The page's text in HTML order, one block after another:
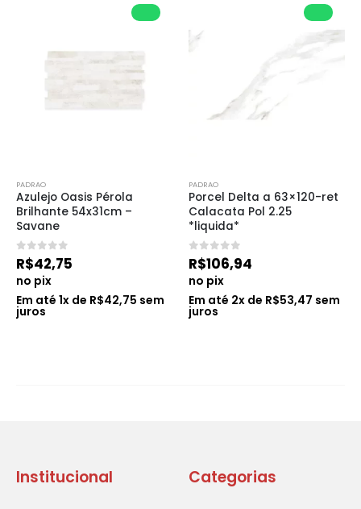
PADRAO
Azulejo Oasis Pérola
Brilhante 54x31cm –
Savane
0 de 5
R$42,75
no pix
Em até 1x de R$42,75 sem
juros
PADRAO
Porcel Delta a 63×120-ret
Calacata Pol 2.25
*liquida*
0 de 5
R$106,94
no pix
Em até 2x de R$53,47 sem
juros
Institucional Categorias